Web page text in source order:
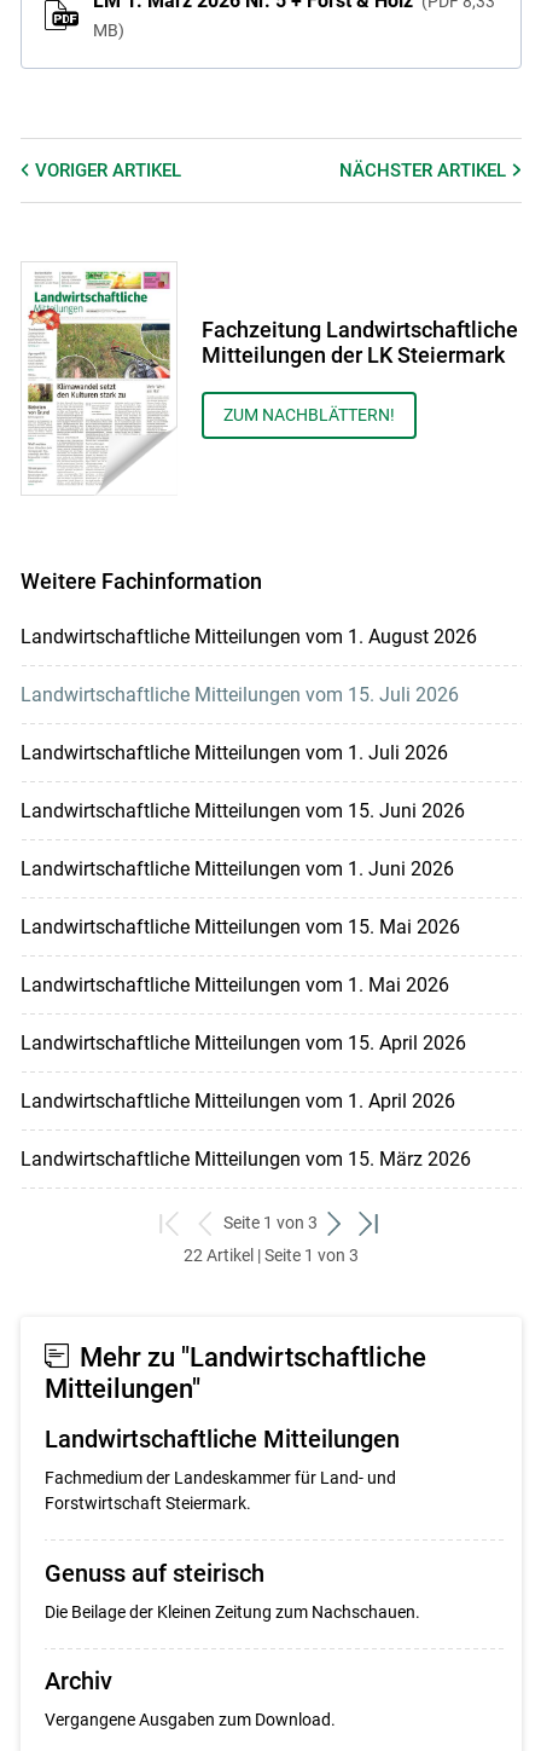
MB
VORIGER ARTIKEL NÄCHSTERARTIKEL
Fachzeitung Landwirtschaftliche
Mitteilungen der LK Steiermark
ZUM NACHBLÄTTERN!
Weitere Fachinformation
Landwirtschaftliche Mitteilungen vom 1. August 2026
Landwirtschaftliche Mitteilungen vom 15. Juli 2026
Landwirtschaftliche Mitteilungen vom 1. Juli 2026
Landwirtschaftliche Mitteilungen vom 15. Juni 2026
Landwirtschaftliche Mitteilungen vom 1. Juni 2026
Landwirtschaftliche Mitteilungen vom 15. Mai 2026
Landwirtschaftliche Mitteilungen vom 1. Mai 2026
Landwirtschaftliche Mitteilungen vom 15. April 2026
Landwirtschaftliche Mitteilungen vom 1. April 2026
Landwirtschaftliche Mitteilungen vom 15. März 2026
zum
ersten
zurück
zum
Seite 1 von 3
weiter
zum
zum
22 Artikel | Seite 1 von 3
Mehr zu "Landwirtschaftliche
Mitteilungen"
Landwirtschaftliche Mitteilungen
Fachmedium der Landeskammer für Land- und
Forstwirtschaft Steiermark.
Genuss auf steirisch
Die Beilage der Kleinen Zeitung zum Nachschauen.
Archiv
Vergangene Ausgaben zum Download.